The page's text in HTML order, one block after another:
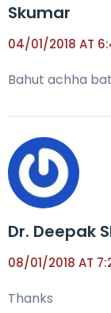
Skumar
04/01/2018 AT
Bahut achha
Dr. Deepak
08/01/2018 AT
Thanks